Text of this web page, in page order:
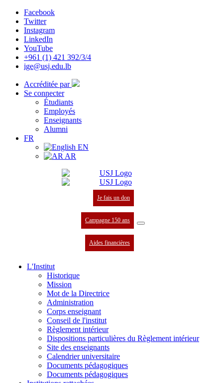
Facebook
Twitter
Instagram
LinkedIn
YouTube
+961 (1) 421 392/3/4
ige@usj.edu.lb
Accréditée par
Se connecter
Étudiants
Employés
Enseignants
Alumni
FR
EN
AR
Je fais un don
Campagne 150 ans
Aides financières
L'Institut
Historique
Mission
Mot de la Directrice
Administration
Corps enseignant
Conseil de l'institut
Règlement intérieur
Dispositions particulières du Règlement intérieur
Site des enseignants
Calendrier universitaire
Documents pédagogiques
Documents pédagogiques